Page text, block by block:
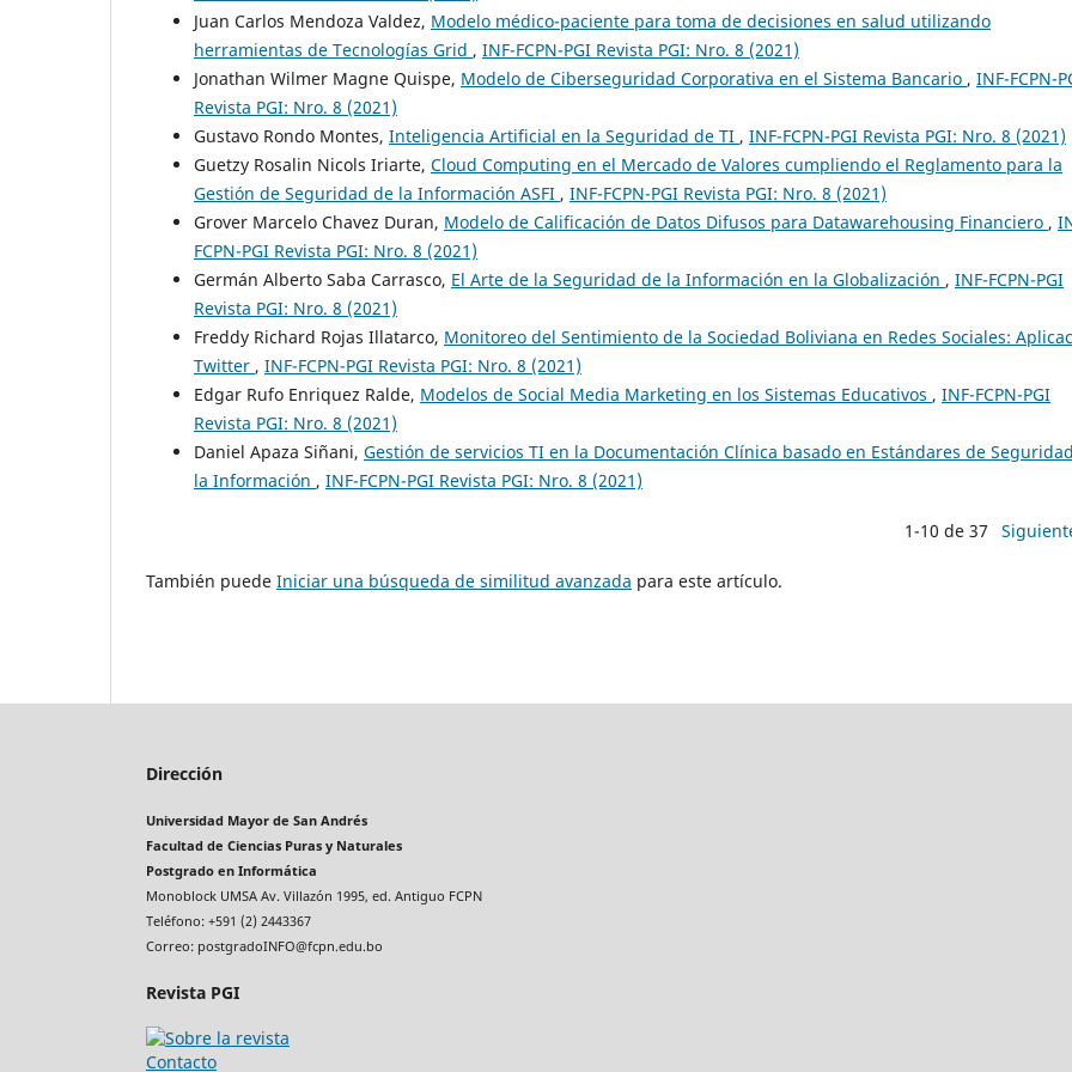
Juan Carlos Mendoza Valdez, Modelo médico-paciente para toma de decisiones en salud utilizando
herramientas de Tecnologías Grid , INF-FCPN-PGI Revista PGI: Nro. 8 (2021)
Jonathan Wilmer Magne Quispe, Modelo de Ciberseguridad Corporativa en el Sistema Bancario , INF-FCPN-
Revista PGI: Nro. 8 (2021)
Gustavo Rondo Montes, Inteligencia Artificial en la Seguridad de TI , INF-FCPN-PGI Revista PGI: Nro. 8 (2021)
Guetzy Rosalin Nicols Iriarte, Cloud Computing en el Mercado de Valores cumpliendo el Reglamento para la
Gestión de Seguridad de la Información ASFI , INF-FCPN-PGI Revista PGI: Nro. 8 (2021)
Grover Marcelo Chavez Duran, Modelo de Calificación de Datos Difusos para Datawarehousing Financiero ,
FCPN-PGI Revista PGI: Nro. 8 (2021)
Germán Alberto Saba Carrasco, El Arte de la Seguridad de la Información en la Globalización , INF-FCPN-PGI
Revista PGI: Nro. 8 (2021)
Freddy Richard Rojas Illatarco, Monitoreo del Sentimiento de la Sociedad Boliviana en Redes Sociales:
Twitter , INF-FCPN-PGI Revista PGI: Nro. 8 (2021)
Edgar Rufo Enriquez Ralde, Modelos de Social Media Marketing en los Sistemas Educativos , INF-FCPN-PGI
Revista PGI: Nro. 8 (2021)
Daniel Apaza Siñani, Gestión de servicios TI en la Documentación Clínica basado en Estándares de
la Información , INF-FCPN-PGI Revista PGI: Nro. 8 (2021)
1-10 de 37
También puede Iniciar una búsqueda de similitud avanzada para este artículo.
Dirección
Universidad Mayor de San Andrés
Facultad de Ciencias Puras y Naturales
Postgrado en Informática
Monoblock UMSA Av. Villazón 1995, ed. Antiguo FCPN
Teléfono: +591 (2) 2443367
Correo: postgradoINFO@fcpn.edu.bo
Revista PGI
Contacto